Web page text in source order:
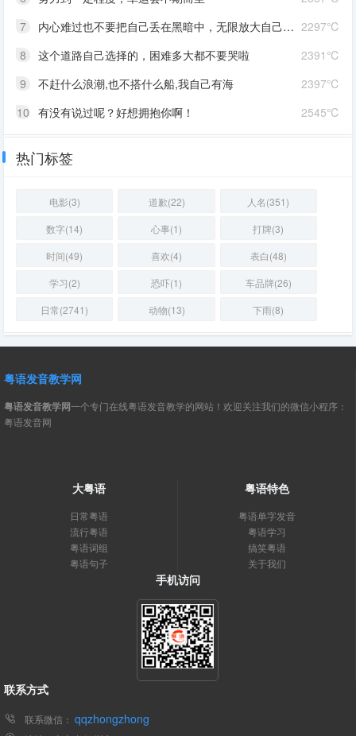
2297℃
7
内心难过也不要把自己丢在黑暗中，无限放大自己的情绪。按时睡觉，好好吃饭，洗个热乎的澡，喝甜甜的奶茶。看看长河落日，花朵树木，驱逐丧气再努力奔跑，生活到处是发光的星星。
2391℃
8
这个道路自己选择的，困难多大都不要哭啦
2397℃
9
不赶什么浪潮,也不搭什么船,我自己有海
2545℃
10 有没有说过呢？好想拥抱你啊！
热门标签
电影(3) 道歉(22)
人名(351)
数字(14)
心事(1)
打牌(3)
时间(49)
喜欢(4)
表白(48)
学习(2)
恐吓(1)
车品牌(26)
日常(2741)
动物(13) 下雨(8)
粤语发音教学网
粤语发音教学网一个专门在线粤语发音教学的网站！欢迎关注我们的微信小程序：
粤语发音网
大粤语
日常粤语
流行粤语
粤语词组
粤语句子
粤语特色
粤语单字发音
粤语学习
搞笑粤语
关于我们
手机访问
联系方式
联系微信： qqzhongzhong